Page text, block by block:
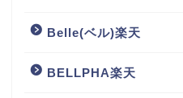
Belle(ベル)楽天
BELLPHA楽天